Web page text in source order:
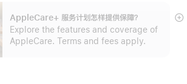
AppleCare+ 服务计划怎样提供保⁠障？
Explore the features and coverage of
AppleCare. Terms and fees apply.
展